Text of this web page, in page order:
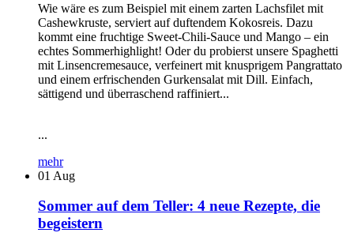
Wie wäre es zum Beispiel mit einem zarten Lachsfilet mit
Cashewkruste, serviert auf duftendem Kokosreis. Dazu
kommt eine fruchtige Sweet-Chili-Sauce und Mango – ein
echtes Sommerhighlight! Oder du probierst unsere Spaghetti
mit Linsencremesauce, verfeinert mit knusprigem Pangrattato
und einem erfrischenden Gurkensalat mit Dill. Einfach,
sättigend und überraschend raffiniert...
...
mehr
01 Aug
Sommer auf dem Teller: 4 neue Rezepte, die
begeistern